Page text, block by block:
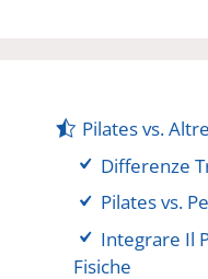
Pilates vs.
Differenze
Pilates vs.
Integrare Il
Fisiche